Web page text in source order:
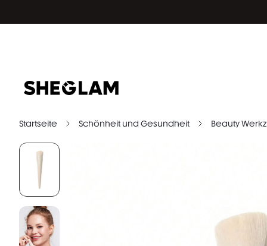
Startseite Schönheit und Gesundheit Beauty